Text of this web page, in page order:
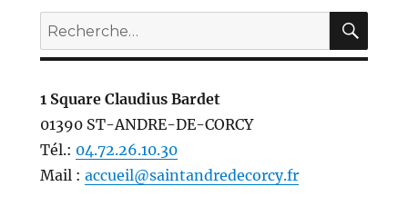
Recherche
pour :
1 Square Claudius Bardet
01390 ST-ANDRE-DE-CORCY
Tél.: 04.72.26.10.30
Mail : accueil@saintandredecorcy.fr